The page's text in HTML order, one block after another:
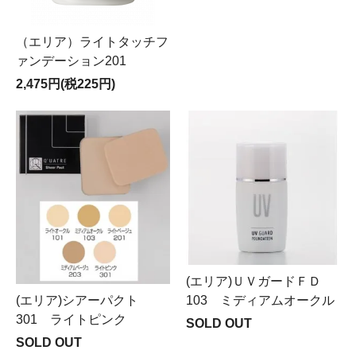
（エリア）ライトタッチフ
ァンデーション201
2,475円(税225円)
(エリア)シアーパクト
301 ライトピンク
SOLD OUT
(エリア)ＵＶガードＦＤ
103 ミディアムオークル
SOLD OUT